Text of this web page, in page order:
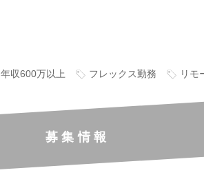
年収600万以上 フレックス勤務 リモ
募集情報